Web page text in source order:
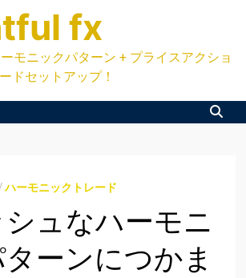
fx
モニックパターン + プライスアクショ
ドセットアップ！
ハーモニックトレード
ュなハーモニ
ーンにつかま